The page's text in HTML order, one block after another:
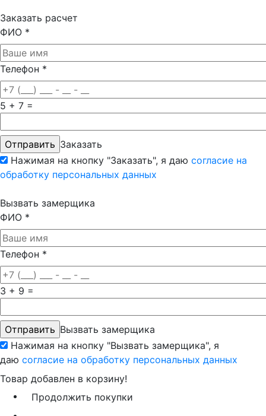
Заказать расчет
ФИО *
Телефон *
5 + 7 =
Заказать
Нажимая на кнопку "Заказать", я даю согласие на
обработку персональных данных
Вызвать замерщика
ФИО *
Телефон *
3 + 9 =
Вызвать замерщика
Нажимая на кнопку "Вызвать замерщика", я
даю согласие на обработку персональных данных
Товар добавлен в корзину!
Продолжить покупки